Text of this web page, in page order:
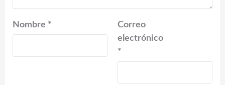
Nombre *
Correo
electrónico
*